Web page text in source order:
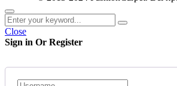
Close
Sign in Or Register